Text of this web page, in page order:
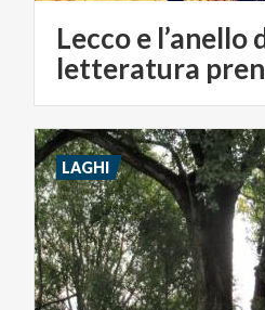
Lecco e l’anello
letteratura
LAGHI